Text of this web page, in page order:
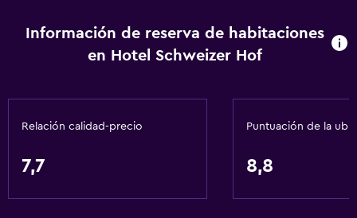
Información de reserva de habitaciones
en Hotel Schweizer Hof
Relación calidad-precio
7,7
Puntuación de la
8,8